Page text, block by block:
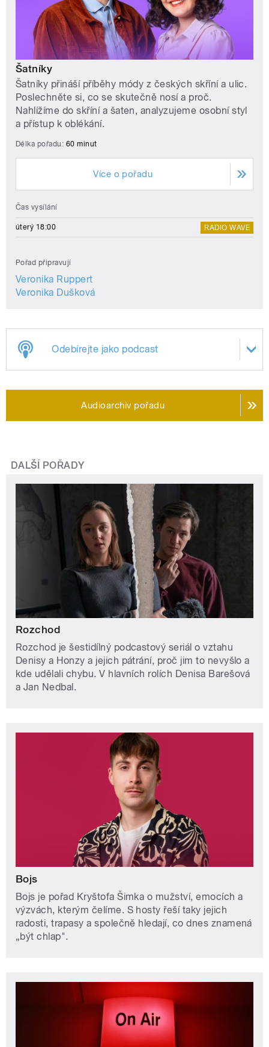
Šatníky
Šatníky přináší příběhy módy z českých skříní a ulic.
Poslechněte si, co se skutečně nosí a proč.
Nahlížíme do skříní a šaten, analyzujeme osobní styl
a přístup k oblékání.
Délka pořadu: 60 minut
Více o pořadu
Čas vysílání
úterý 18:00 RADIO WAVE
Pořad připravují
Veronika Ruppert
Veronika Dušková
Odebírejte jako podcast
Audioarchiv pořadu
DALŠÍ POŘADY
Rozchod
Rozchod je šestidílný podcastový seriál o vztahu
Denisy a Honzy a jejich pátrání, proč jim to nevyšlo a
kde udělali chybu. V hlavních rolích Denisa Barešová
a Jan Nedbal.
Bojs
Bojs je pořad Kryštofa Šimka o mužství, emocích a
výzvách, kterým čelíme. S hosty řeší taky jejich
radosti, trapasy a společně hledají, co dnes znamená
„být chlap".